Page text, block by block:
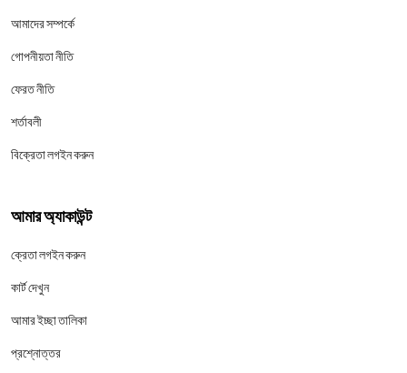
আমাদের সম্পর্কে
গোপনীয়তা নীতি
ফেরত নীতি
শর্তাবলী
বিক্রেতা লগইন করুন
আমার অ্যাকাউন্ট
ক্রেতা লগইন করুন
কার্ট দেখুন
আমার ইচ্ছা তালিকা
প্রশ্নোত্তর